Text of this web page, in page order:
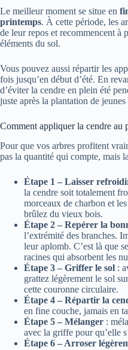
Le meilleur moment se situe en
printemps. À cette période, les
de leur repos et recommencent à
éléments du sol.
Vous pouvez aussi répartir les
fois jusqu’en début d’été. En
d’éviter la cendre en plein été
juste après la plantation de
Comment appliquer la cendre au
Pour que vos arbres profitent
pas la quantité qui compte, mais
Étape 1 – Laisser
la cendre soit totalement
morceaux de charbon et
brûlez du vieux bois.
Étape 2 – Repérer la
l’extrémité des branches.
leur aplomb. C’est là que
racines qui absorbent les
Étape 3 – Griffer le sol :
grattez légèrement le sol
cette couronne circulaire.
Étape 4 – Répartir la
en fine couche, jamais en
Étape 5 – Mélanger :
avec la griffe pour qu’elle
Étape 6 – Arroser